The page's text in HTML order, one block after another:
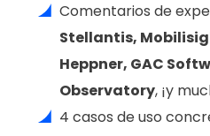
Comentarios de
Stellantis,
Heppner, GAC
Observatory, ¡y
4 casos de uso